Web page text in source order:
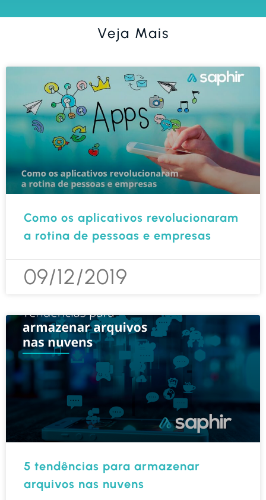
Veja Mais
Como os aplicativos revolucionaram
a rotina de pessoas e empresas
09/12/2019
5 tendências para armazenar
arquivos nas nuvens